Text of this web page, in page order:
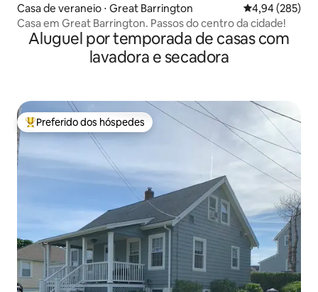
Casa de veraneio ⋅ Great Barrington 4,94 de uma
4,94 (285)
Casa em Great Barrington. Passos do centro da cidade!
Aluguel por temporada de casas com
lavadora e secadora
Entre os melhores preferidos dos hóspedes
Preferido dos hóspedes